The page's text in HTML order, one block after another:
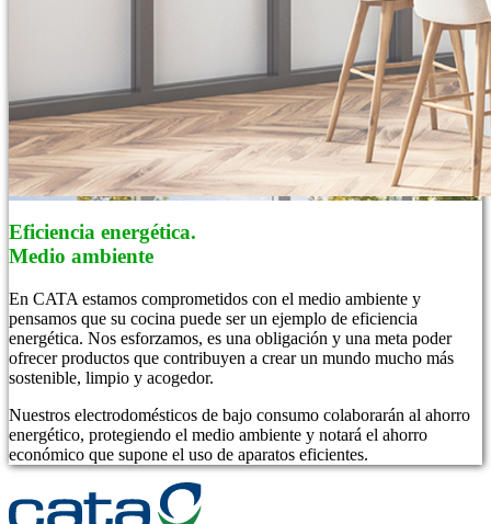
Eficiencia energética.
Medio ambiente
En CATA estamos comprometidos con el medio ambiente y
pensamos que su cocina puede ser un ejemplo de eficiencia
energética. Nos esforzamos, es una obligación y una meta poder
ofrecer productos que contribuyen a crear un mundo mucho más
sostenible, limpio y acogedor.
Nuestros electrodomésticos de bajo consumo colaborarán al ahorro
energético, protegiendo el medio ambiente y notará el ahorro
económico que supone el uso de aparatos eficientes.